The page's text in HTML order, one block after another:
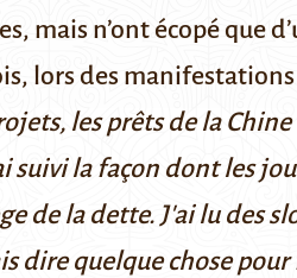
mais n’ont écopé que
lors des
les prêts de la
suivi la façon dont les
de la dette. J'ai lu des
dire quelque chose